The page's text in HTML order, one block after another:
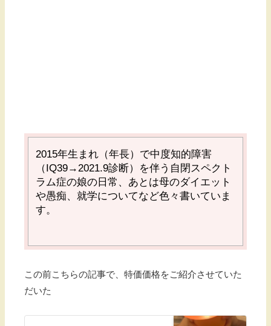
2015年生まれ（年長）で中度知的障害
（IQ39→2021.9診断）を伴う自閉スペクト
ラム症の娘の日常、あとは母のダイエット
や愚痴、就学についてなど色々書いていま
す。
この前こちらの記事で、特価価格をご紹介させていた
だいた